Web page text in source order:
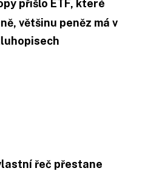
přišlo ETF, které
většinu peněz má v
řeč přestane